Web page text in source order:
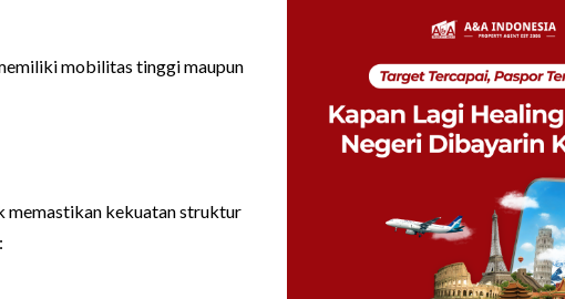
mobilitas tinggi maupun
memastikan kekuatan struktur